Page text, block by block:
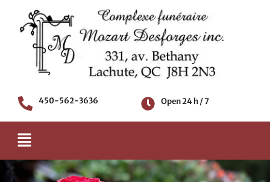
content
450-562-3636 Open 24 h / 7
Menu